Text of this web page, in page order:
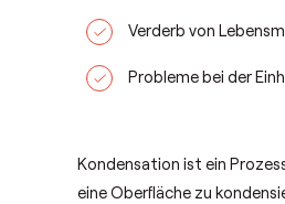
Verderb von
Probleme bei der
Kondensation ist ein
eine Oberfläche zu